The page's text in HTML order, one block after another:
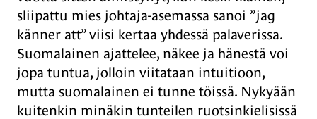
sliipattu mies johtaja-asemassa sanoi ”jag
känner att” viisi kertaa yhdessä palaverissa.
Suomalainen ajattelee, näkee ja hänestä voi
jopa tuntua, jolloin viitataan intuitioon,
mutta suomalainen ei tunne töissä. Nykyään
kuitenkin minäkin tunteilen ruotsinkielisissä